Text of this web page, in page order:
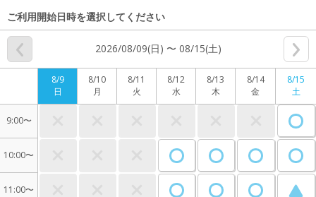
ご利用開始日時を選択してください
2026/08/09(日) 〜 08/15(土)
8/9
日
8/10
月
8/11
火
8/12
水
8/13
木
8/14
金
8/15
土
9:00〜
10:00〜
11:00〜